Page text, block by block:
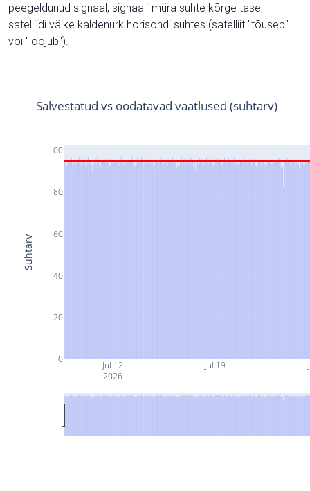
peegeldunud signaal, signaali-müra suhte kõrge tase,
satelliidi väike kaldenurk horisondi suhtes (satelliit "tõuseb"
või "loojub").
Jul 12
2026
Jul 19
0
20
40
60
80
100
Salvestatud vs oodatavad vaatlused (suhtarv)
Suhtarv